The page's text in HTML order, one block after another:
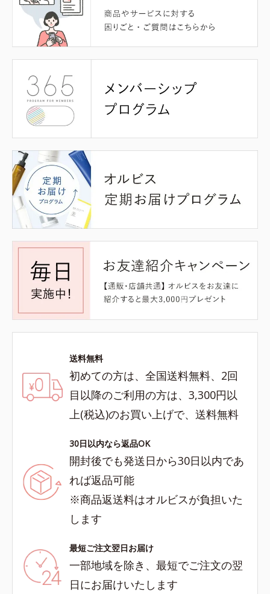
送料無料
初めての方は、全国送料無料、2回
目以降のご利用の方は、3,300円以
上(税込)のお買い上げで、送料無料
30日以内なら返品OK
開封後でも発送日から30日以内であ
れば返品可能
※商品返送料はオルビスが負担いた
します
最短ご注文翌日お届け
一部地域を除き、最短でご注文の翌
日にお届けいたします